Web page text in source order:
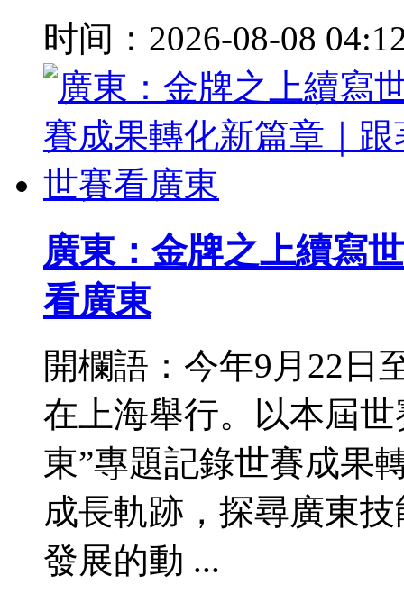
时间：2026-08-08
廣東：金牌之上續寫
看廣東
開欄語：今年9月22日
在上海舉行。以本屆
東”專題記錄世賽成果
成長軌跡，探尋廣東
發展的動 ...